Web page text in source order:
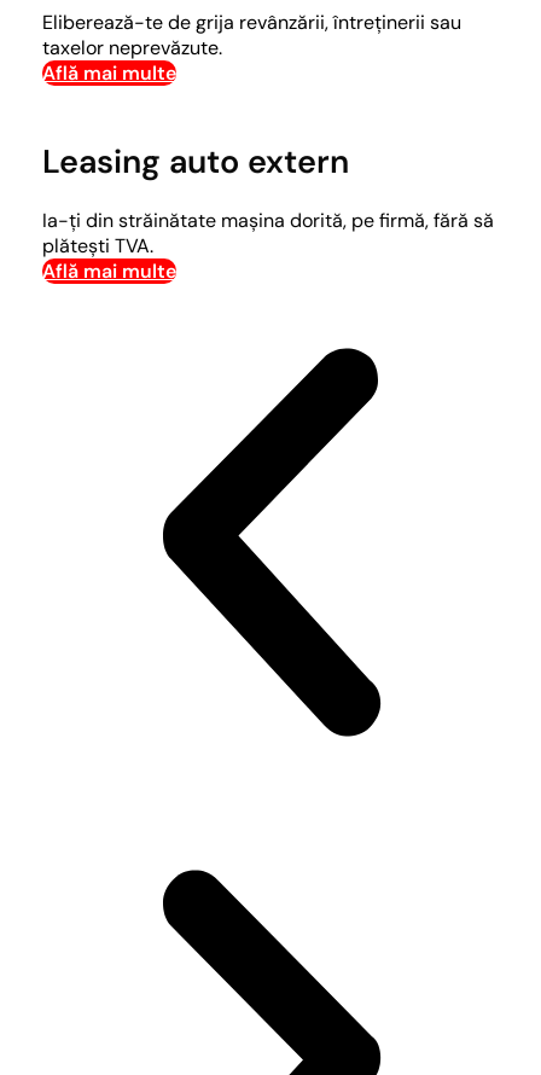
Eliberează-te de grija revânzării, întreținerii sau
taxelor neprevăzute.
Află mai multe
Leasing auto extern
Ia-ți din străinătate mașina dorită, pe firmă, fără să
plătești TVA.
Află mai multe